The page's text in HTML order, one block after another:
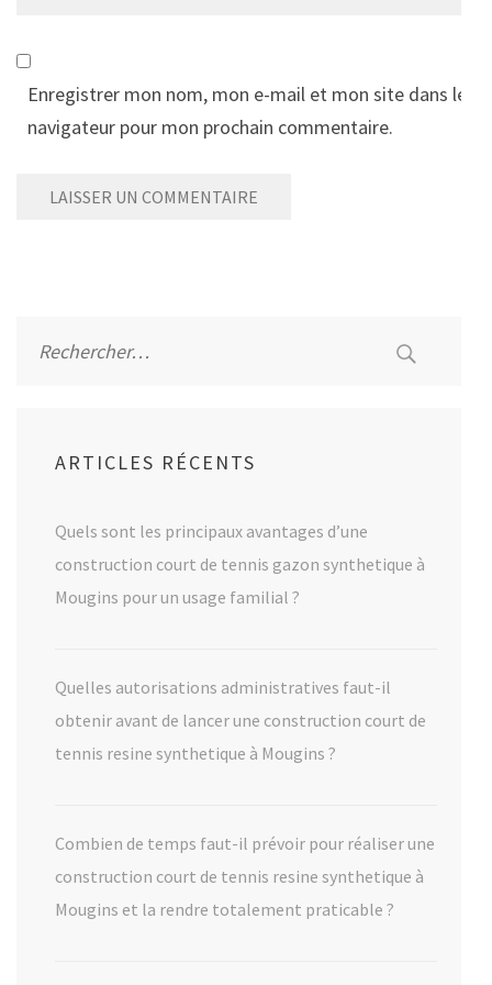
Enregistrer mon nom, mon e-mail et mon site dans le
navigateur pour mon prochain commentaire.
ARTICLES RÉCENTS
Quels sont les principaux avantages d’une
construction court de tennis gazon synthetique à
Mougins pour un usage familial ?
Quelles autorisations administratives faut-il
obtenir avant de lancer une construction court de
tennis resine synthetique à Mougins ?
Combien de temps faut-il prévoir pour réaliser une
construction court de tennis resine synthetique à
Mougins et la rendre totalement praticable ?